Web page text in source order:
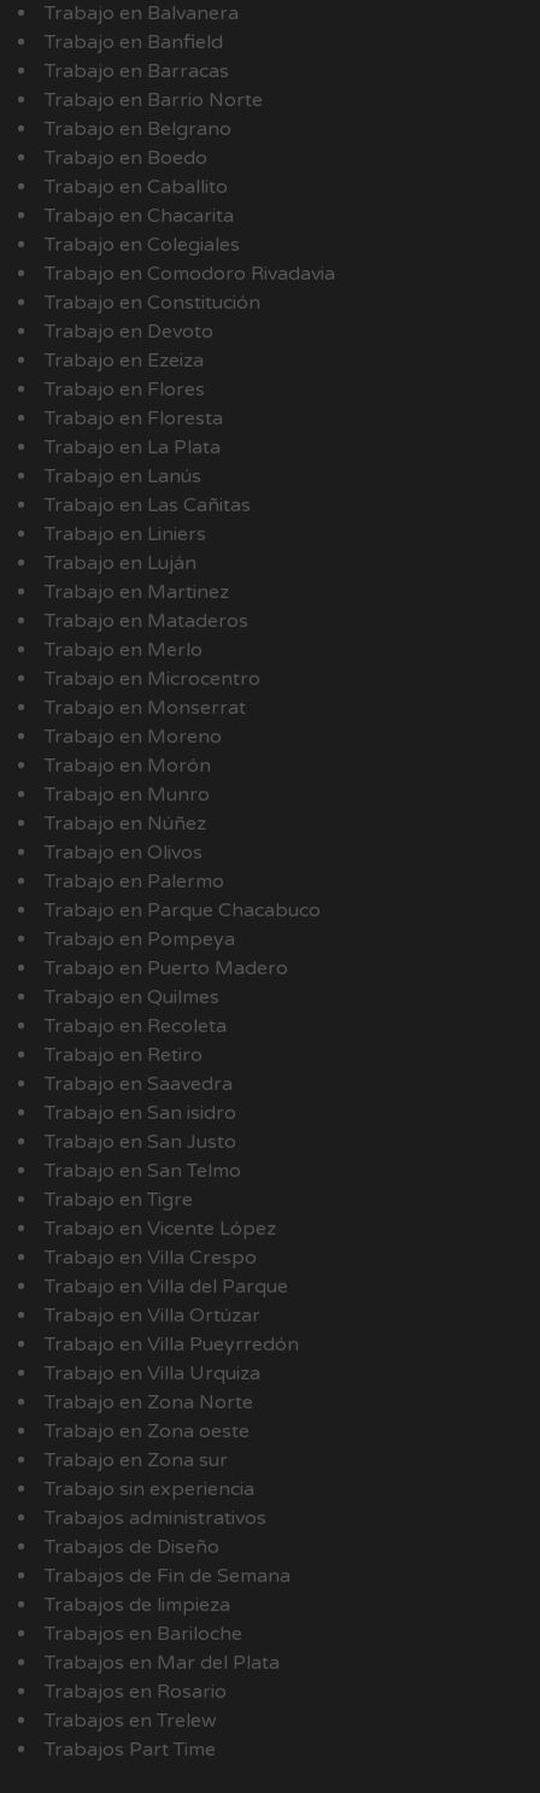
Trabajo en Balvanera
Trabajo en Banfield
Trabajo en Barracas
Trabajo en Barrio Norte
Trabajo en Belgrano
Trabajo en Boedo
Trabajo en Caballito
Trabajo en Chacarita
Trabajo en Colegiales
Trabajo en Comodoro Rivadavia
Trabajo en Constitución
Trabajo en Devoto
Trabajo en Ezeiza
Trabajo en Flores
Trabajo en Floresta
Trabajo en La Plata
Trabajo en Lanús
Trabajo en Las Cañitas
Trabajo en Liniers
Trabajo en Luján
Trabajo en Martinez
Trabajo en Mataderos
Trabajo en Merlo
Trabajo en Microcentro
Trabajo en Monserrat
Trabajo en Moreno
Trabajo en Morón
Trabajo en Munro
Trabajo en Núñez
Trabajo en Olivos
Trabajo en Palermo
Trabajo en Parque Chacabuco
Trabajo en Pompeya
Trabajo en Puerto Madero
Trabajo en Quilmes
Trabajo en Recoleta
Trabajo en Retiro
Trabajo en Saavedra
Trabajo en San isidro
Trabajo en San Justo
Trabajo en San Telmo
Trabajo en Tigre
Trabajo en Vicente López
Trabajo en Villa Crespo
Trabajo en Villa del Parque
Trabajo en Villa Ortúzar
Trabajo en Villa Pueyrredón
Trabajo en Villa Urquiza
Trabajo en Zona Norte
Trabajo en Zona oeste
Trabajo en Zona sur
Trabajo sin experiencia
Trabajos administrativos
Trabajos de Diseño
Trabajos de Fin de Semana
Trabajos de limpieza
Trabajos en Bariloche
Trabajos en Mar del Plata
Trabajos en Rosario
Trabajos en Trelew
Trabajos Part Time